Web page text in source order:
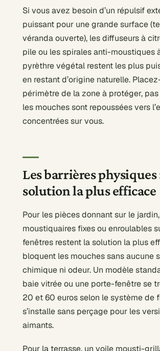
Si vous avez besoin d’un répulsif
puissant pour une grande surface
véranda ouverte), les diffuseurs à
pile ou les spirales anti-moustiques
pyrèthre végétal restent les plus
en restant d’origine naturelle.
périmètre de la zone à protéger,
les mouches sont repoussées vers
concentrées sur vous.
Les barrières physiques
solution la plus efficace
Pour les pièces donnant sur le
moustiquaires fixes ou enroulables
fenêtres restent la solution la plus
bloquent les mouches sans aucune
chimique ni odeur. Un modèle
baie vitrée ou une porte-fenêtre se
20 et 60 euros selon le système de
s’installe sans perçage pour les
aimants.
Pour la terrasse, un voile mousti-